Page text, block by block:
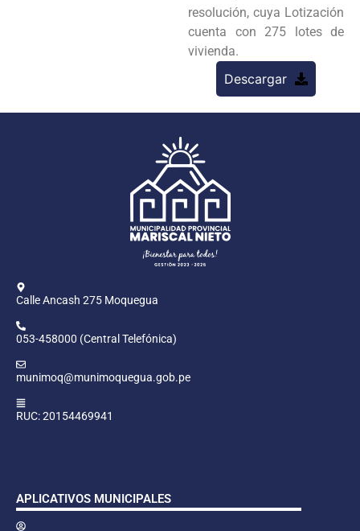
resolución, cuya Lotización
cuenta con 275 lotes de
vivienda.
Descargar
Calle Ancash 275 Moquegua
053-458000 (Central Telefónica)
munimoq@munimoquegua.gob.pe
RUC: 20154469941
APLICATIVOS MUNICIPALES